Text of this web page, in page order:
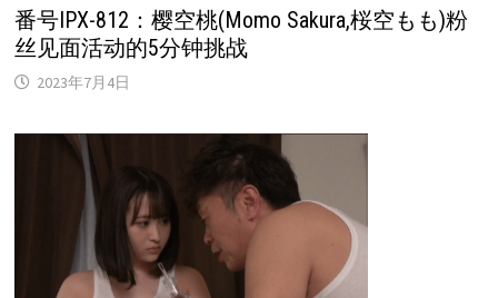
番号IPX-812：樱空桃(Momo Sakura,桜空もも)粉
丝见面活动的5分钟挑战
2023年7月4日